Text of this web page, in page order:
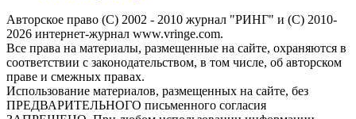
Авторское право (С) 2002 - 2010 журнал "РИНГ" и (С) 2010-
2026 интернет-журнал www.vringe.com.
Все права на материалы, размещенные на сайте, охраняются в
соответствии с законодательством, в том числе, об авторском
праве и смежных правах.
Использование материалов, размещенных на сайте, без
ПРЕДВАРИТЕЛЬНОГО письменного согласия